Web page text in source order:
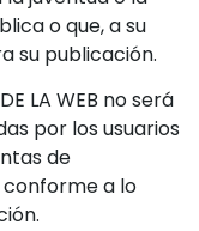
o que, a su
su publicación.
LA WEB no será
por los usuarios
de
a lo